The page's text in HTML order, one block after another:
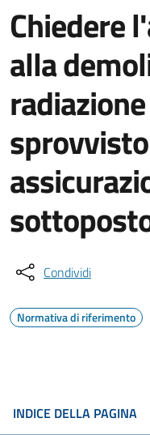
Chiedere
alla
Condividi
Normativa di riferimento
INDICE DELLA PAGINA